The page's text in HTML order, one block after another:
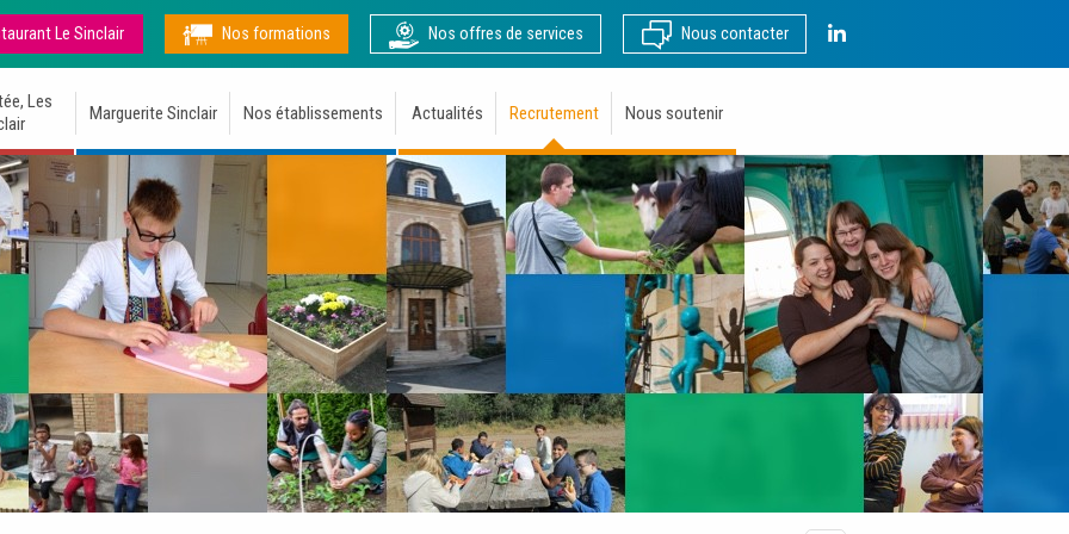
Le Sinclair Nos formations Nos offres de services Nous contacter
Les
Marguerite Sinclair Nos établissements Actualités Recrutement Nous soutenir